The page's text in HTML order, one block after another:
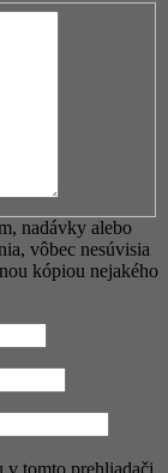
nadávky alebo
vôbec nesúvisia
kópiou nejakého
tomto prehliadači